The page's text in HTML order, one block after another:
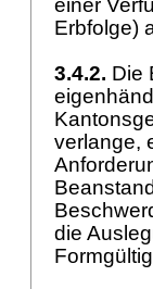
einer
Erbfolge)
3.4.2. Die
verlange,
die